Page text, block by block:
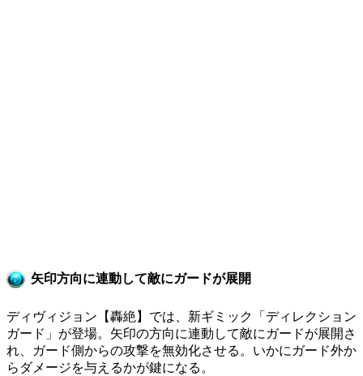
矢印方向に連動して敵にガードが展開
ディヴィジョン【轟絶】では、新ギミック「ディレクション
ガード」が登場。矢印の方向に連動して敵にガードが展開さ
れ、ガード側からの攻撃を無効化させる。いかにガード外か
らダメージを与えるかが鍵になる。